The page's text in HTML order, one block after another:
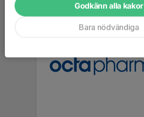
Godkänn alla kakor
Bara nödvändiga